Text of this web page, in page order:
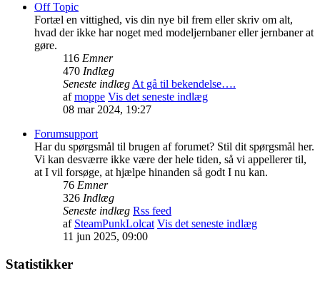
Off Topic
Fortæl en vittighed, vis din nye bil frem eller skriv om alt,
hvad der ikke har noget med modeljernbaner eller jernbaner at
gøre.
116 Emner
470 Indlæg
Seneste indlægAt gå til bekendelse….
afmoppe Vis det seneste indlæg
08 mar 2024, 19:27
Forumsupport
Har du spørgsmål til brugen af forumet? Stil dit spørgsmål her.
Vi kan desværre ikke være der hele tiden, så vi appellerer til,
at I vil forsøge, at hjælpe hinanden så godt I nu kan.
76 Emner
326 Indlæg
Seneste indlæg Rss feed
af SteamPunkLolcat Vis det seneste indlæg
11 jun 2025, 09:00
Statistikker